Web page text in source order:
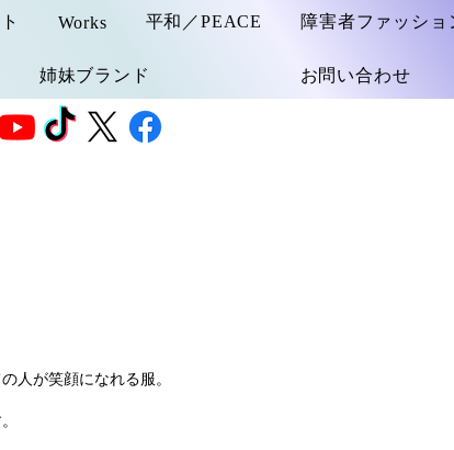
Works 平和／PEACE 障害者ファッショ
姉妹ブランド お問い合わせ
人が笑顔になれる服。